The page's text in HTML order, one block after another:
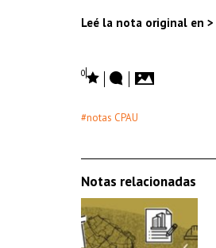
Leé la nota original en >
0
#notas CPAU
Notas relacionadas